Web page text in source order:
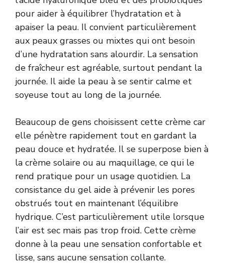
pour aider à équilibrer l’hydratation et à
apaiser la peau. Il convient particulièrement
aux peaux grasses ou mixtes qui ont besoin
d’une hydratation sans alourdir. La sensation
de fraîcheur est agréable, surtout pendant la
journée. Il aide la peau à se sentir calme et
soyeuse tout au long de la journée.
Beaucoup de gens choisissent cette crème car
elle pénètre rapidement tout en gardant la
peau douce et hydratée. Il se superpose bien à
la crème solaire ou au maquillage, ce qui le
rend pratique pour un usage quotidien. La
consistance du gel aide à prévenir les pores
obstrués tout en maintenant l’équilibre
hydrique. C’est particulièrement utile lorsque
l’air est sec mais pas trop froid. Cette crème
donne à la peau une sensation confortable et
lisse, sans aucune sensation collante.